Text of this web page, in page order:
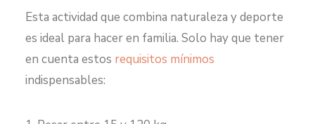
Esta actividad que combina naturaleza y deporte
es ideal para hacer en familia. Solo hay que tener
en cuenta estos requisitos mínimos
indispensables: